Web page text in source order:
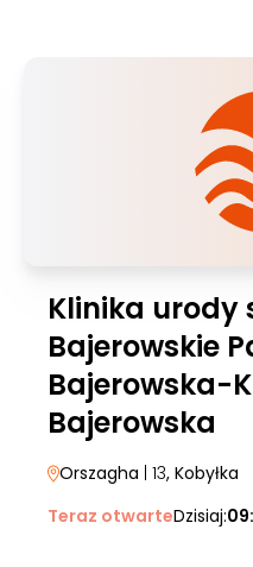
Klinika urody
Bajerowskie
Bajerowska-
Bajerowska
Orszagha | 13, Kobyłka
Teraz otwarteDzisiaj: